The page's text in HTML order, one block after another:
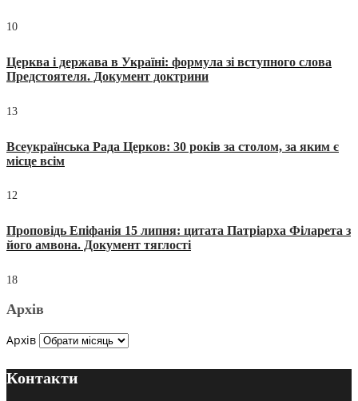
10
Церква і держава в Україні: формула зі вступного слова
Предстоятеля. Документ доктрини
13
Всеукраїнська Рада Церков: 30 років за столом, за яким є
місце всім
12
Проповідь Епіфанія 15 липня: цитата Патріарха Філарета з
його амвона. Документ тяглості
18
Архів
Архів
Контакти